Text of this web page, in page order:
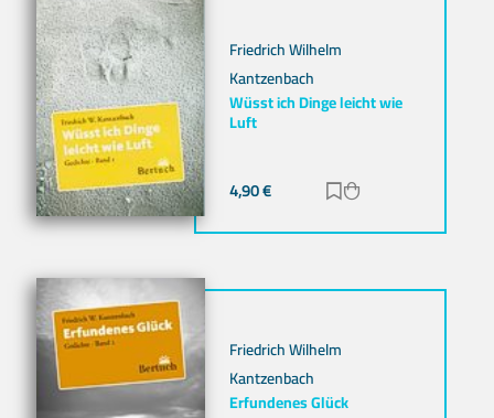
Friedrich Wilhelm
Kantzenbach
Wüsst ich Dinge leicht wie
Luft
4,90€ Zur Merkliste
Friedrich Wilhelm
Kantzenbach
Erfundenes Glück